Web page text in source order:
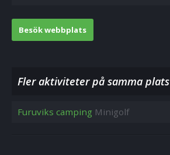
Besök webbplats
Fler aktiviteter på samma plats
Furuviks camping Minigolf